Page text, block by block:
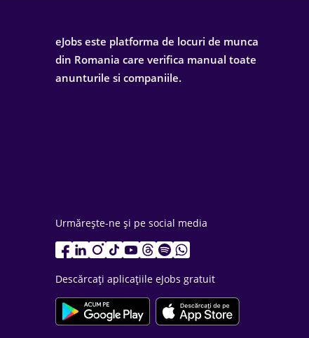
eJobs este platforma de locuri de munca
din Romania care verifica manual toate
anunturile si companiile.
Urmărește-ne și pe social media
Descărcați aplicațiile eJobs gratuit